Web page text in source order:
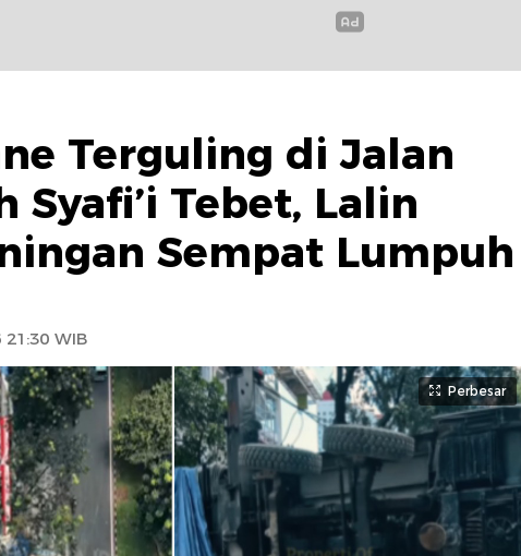
Terguling di Jalan
Syafi’i Tebet, Lalin
Sempat Lumpuh
WIB
Perbesar